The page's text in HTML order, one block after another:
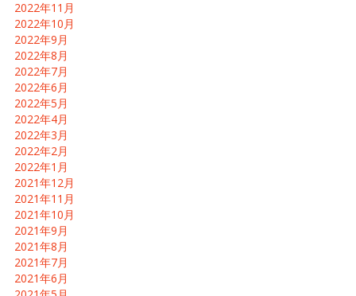
2022年11月
2022年10月
2022年9月
2022年8月
2022年7月
2022年6月
2022年5月
2022年4月
2022年3月
2022年2月
2022年1月
2021年12月
2021年11月
2021年10月
2021年9月
2021年8月
2021年7月
2021年6月